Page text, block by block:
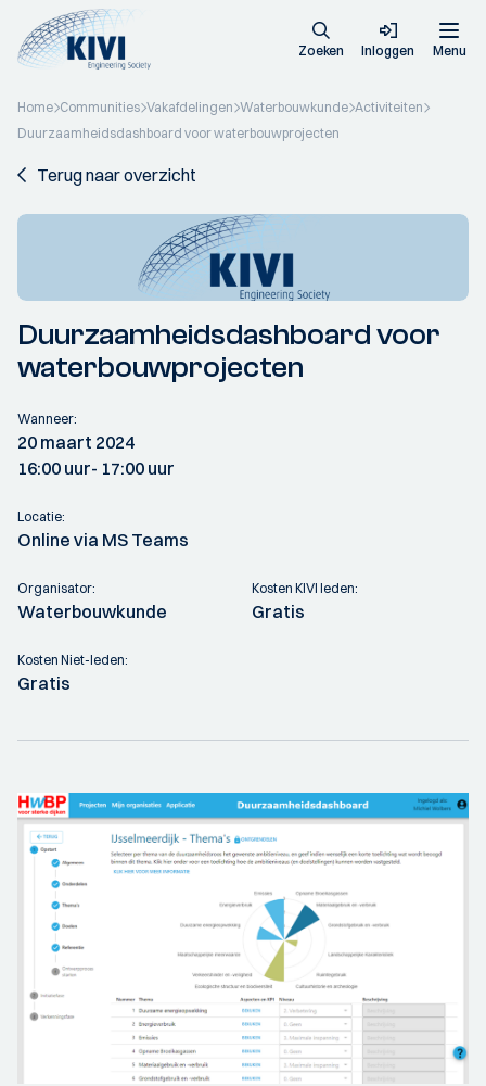
Zoeken Inloggen Menu
Home Communities Vakafdelingen Waterbouwkunde Activiteiten
Duurzaamheidsdashboard voor waterbouwprojecten
Terug naar overzicht
Duurzaamheidsdashboard voor
waterbouwprojecten
Wanneer:
20 maart 2024
16:00 uur- 17:00 uur
Locatie:
Online via MS Teams
Organisator:
Waterbouwkunde
Kosten KIVI leden:
Gratis
Kosten Niet-leden:
Gratis